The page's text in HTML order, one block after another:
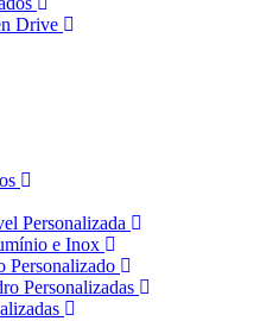
Drive
Personalizada
e Inox
Personalizado
Personalizadas